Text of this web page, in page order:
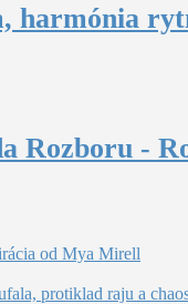
harmónia
-
od Mya Mirell
protiklad raju a